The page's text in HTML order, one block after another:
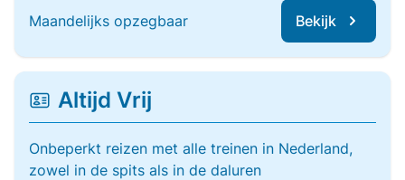
Maandelijks opzegbaar Bekijk
Altijd Vrij
Onbeperkt reizen met alle treinen in Nederland,
zowel in de spits als in de daluren